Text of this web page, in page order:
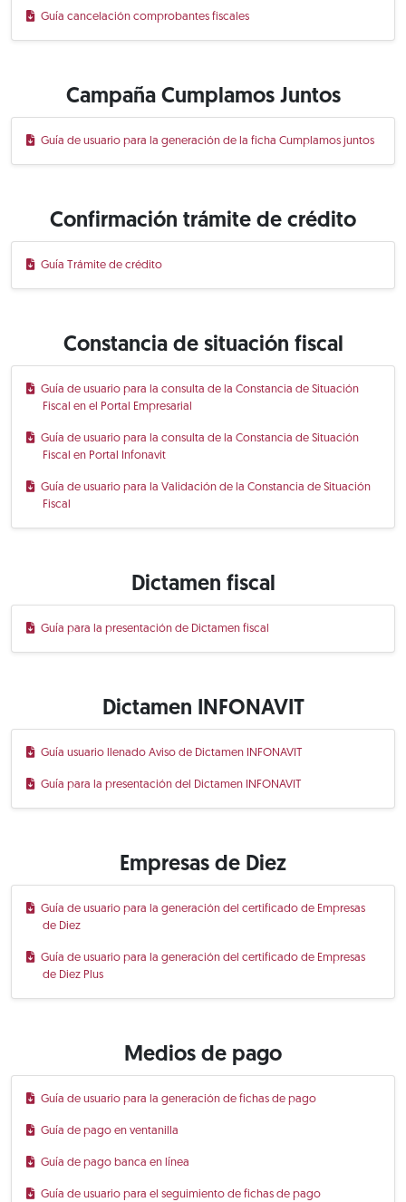
Guía cancelación comprobantes fiscales
Campaña Cumplamos Juntos
Guía de usuario para la generación de la ficha Cumplamos juntos
Confirmación trámite de crédito
Guía Trámite de crédito
Constancia de situación fiscal
Guía de usuario para la consulta de la Constancia de Situación
Fiscal en el Portal Empresarial
Guía de usuario para la consulta de la Constancia de Situación
Fiscal en Portal Infonavit
Guía de usuario para la Validación de la Constancia de Situación
Fiscal
Dictamen fiscal
Guía para la presentación de Dictamen fiscal
Dictamen INFONAVIT
Guía usuario llenado Aviso de Dictamen INFONAVIT
Guía para la presentación del Dictamen INFONAVIT
Empresas de Diez
Guía de usuario para la generación del certificado de Empresas
de Diez
Guía de usuario para la generación del certificado de Empresas
de Diez Plus
Medios de pago
Guía de usuario para la generación de fichas de pago
Guía de pago en ventanilla
Guía de pago banca en línea
Guía de usuario para el seguimiento de fichas de pago